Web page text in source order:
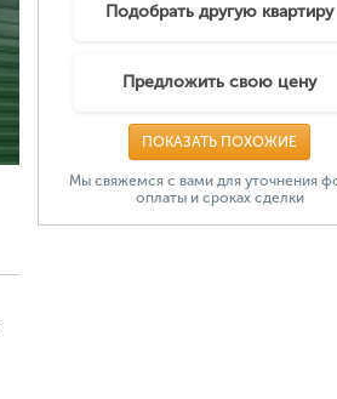
Подобрать другую квартиру
Предложить свою цену
ПОКАЗАТЬ ПОХОЖИЕ
Мы свяжемся с вами для уточнения
оплаты и сроках сделки